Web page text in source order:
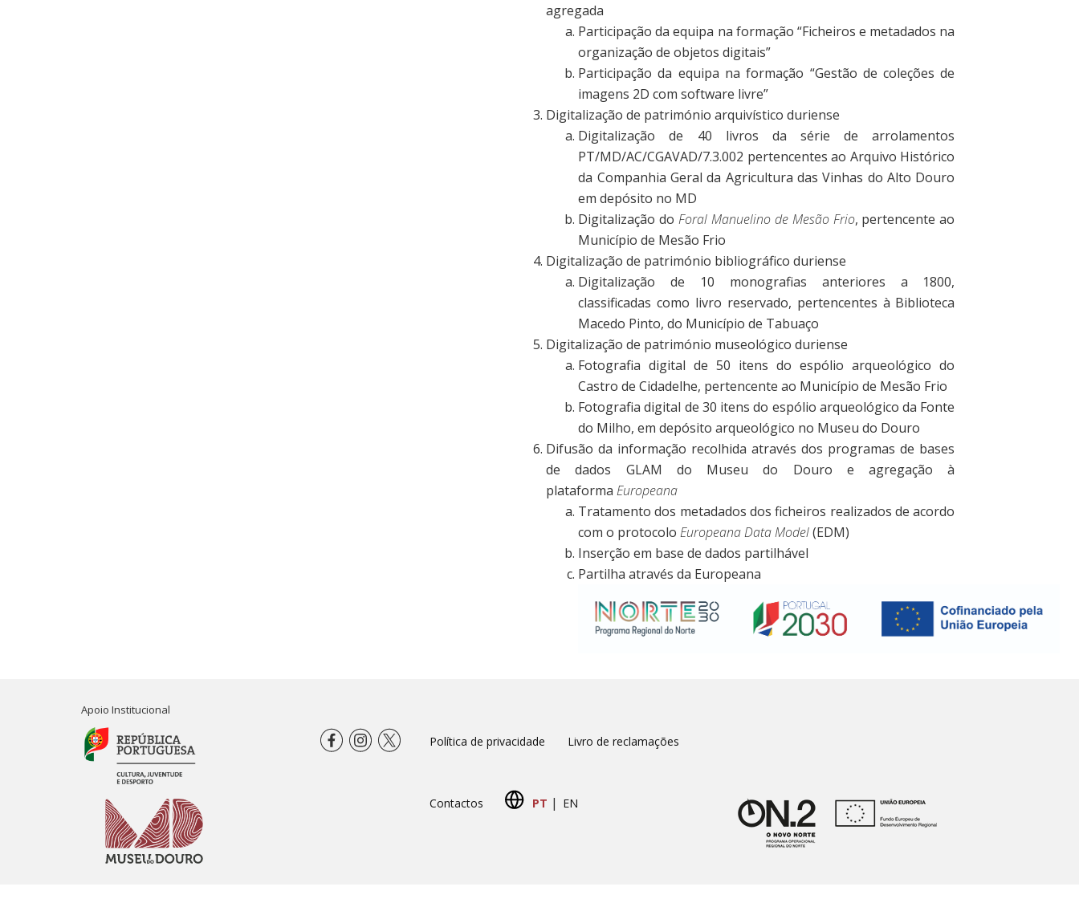
agregada
Participação da equipa na formação “Ficheiros e metadados na
organização de objetos digitais”
Participação da equipa na formação “Gestão de coleções de
imagens 2D com software livre”
Digitalização de património arquivístico duriense
Digitalização de 40 livros da série de arrolamentos
PT/MD/AC/CGAVAD/7.3.002 pertencentes ao Arquivo Histórico
da Companhia Geral da Agricultura das Vinhas do Alto Douro
em depósito no MD
Digitalização do Foral Manuelino de Mesão Frio, pertencente ao
Município de Mesão Frio
Digitalização de património bibliográfico duriense
Digitalização de 10 monografias anteriores a 1800,
classificadas como livro reservado, pertencentes à Biblioteca
Macedo Pinto, do Município de Tabuaço
Digitalização de património museológico duriense
Fotografia digital de 50 itens do espólio arqueológico do
Castro de Cidadelhe, pertencente ao Município de Mesão Frio
Fotografia digital de 30 itens do espólio arqueológico da Fonte
do Milho, em depósito arqueológico no Museu do Douro
Difusão da informação recolhida através dos programas de bases
de dados GLAM do Museu do Douro e agregação à
plataformaEuropeana
Tratamento dos metadados dos ficheiros realizados de acordo
com o protocoloEuropeana Data Model(EDM)
Inserção em base de dados partilhável
Partilha através da Europeana
Apoio Institucional
Política de privacidade Livro de reclamações
Contactos PT | EN